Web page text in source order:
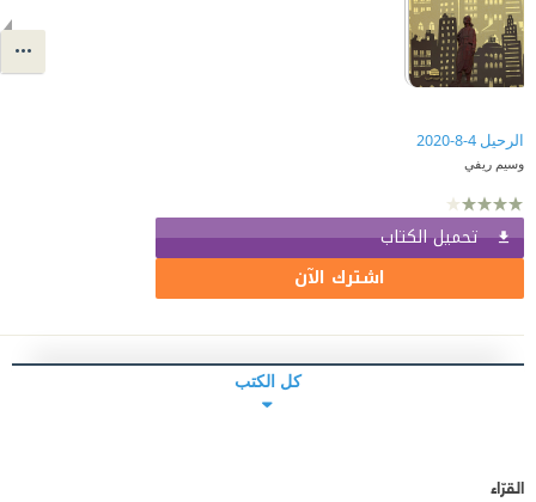
الرحيل 4-8-2020
وسيم ريفي
تحميل الكتاب
اشترك الآن
كل الكتب
القرّاء